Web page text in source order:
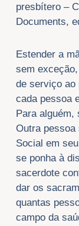
presbítero –
Documents,
Estender a
sem
de serviço ao
cada pessoa
Para alguém,
Outra pessoa
Social em
se ponha à
sacerdote
dar os
quantas
campo da